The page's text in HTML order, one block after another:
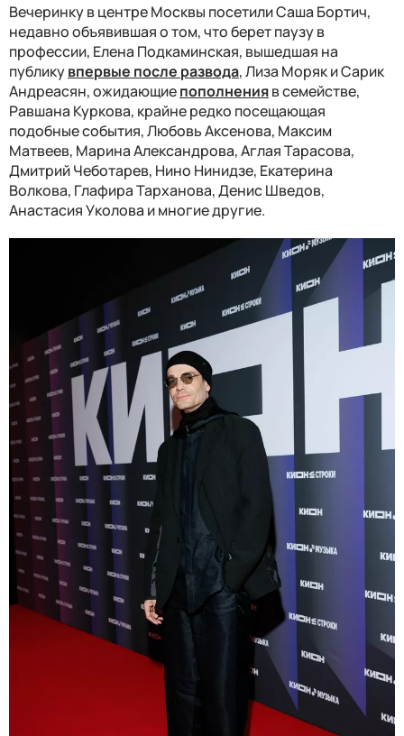
Вечеринку в центре Москвы посетили Саша Бортич,
недавно объявившая о том, что берет паузу в
профессии, Елена Подкаминская, вышедшая на
публикувпервые после развода, Лиза Моряк и Сарик
Андреасян, ожидающиепополненияв семействе,
Равшана Куркова, крайне редко посещающая
подобные события, Любовь Аксенова, Максим
Матвеев, Марина Александрова, Аглая Тарасова,
Дмитрий Чеботарев, Нино Нинидзе, Екатерина
Волкова, Глафира Тарханова, Денис Шведов,
Анастасия Уколова и многие другие.